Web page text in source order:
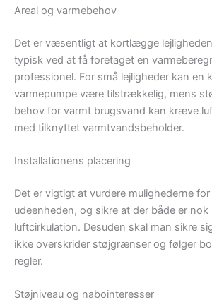
Areal og varmebehov
Det er væsentligt at kortlægge
typisk ved at få foretaget en
professionel. For små lejligheder kan
varmepumpe være tilstrækkelig, mens
behov for varmt brugsvand kan kræve
med tilknyttet varmtvandsbeholder.
Installationens placering
Det er vigtigt at vurdere mulighederne
udeenheden, og sikre at der både er nok
luftcirkulation. Desuden skal man sikre
ikke overskrider støjgrænser og følger
regler.
Støjniveau og nabointeresser